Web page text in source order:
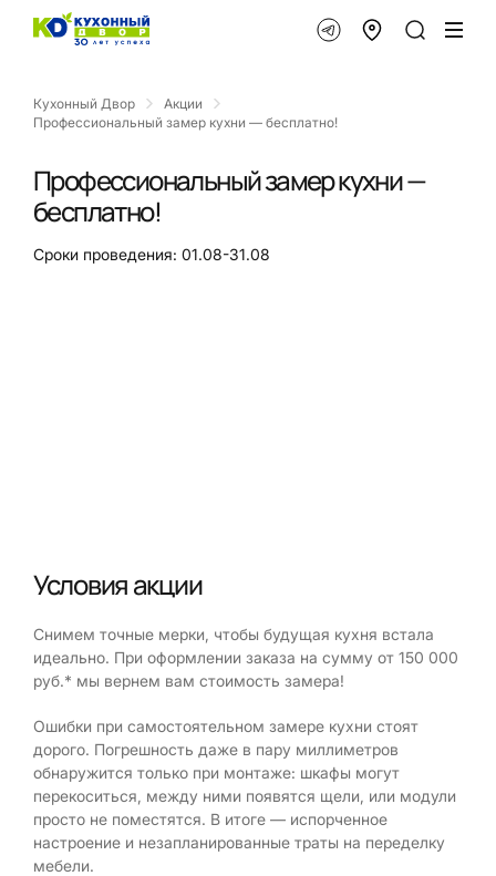
Кухонный Двор
Акции
Профессиональный замер кухни — бесплатно!
Профессиональный замер кухни —
бесплатно!
Сроки проведения: 01.08-31.08
Условия акции
Снимем точные мерки, чтобы будущая кухня встала
идеально. При оформлении заказа на сумму от 150 000
руб.* мы вернем вам стоимость замера!
Ошибки при самостоятельном замере кухни стоят
дорого. Погрешность даже в пару миллиметров
обнаружится только при монтаже: шкафы могут
перекоситься, между ними появятся щели, или модули
просто не поместятся. В итоге — испорченное
настроение и незапланированные траты на переделку
мебели.